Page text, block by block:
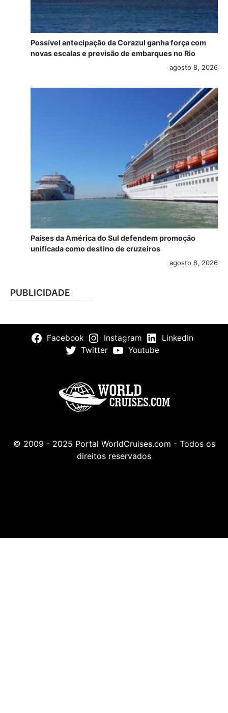
Possível antecipação da Corazul ganha força com
novas escalas e previsão de embarques no Rio
agosto 8, 2026
Países da América do Sul defendem promoção
unificada como destino de cruzeiros
agosto 8, 2026
PUBLICIDADE
Facebook Instagram
LinkedIn
Twitter
Youtube
© 2009 - 2025 Portal WorldCruises.com - Todos os
direitos reservados